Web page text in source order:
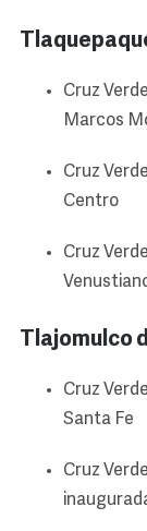
Cruz
Marcos
Cruz
Centro
Cruz
Tlajomulco
Cruz
Santa Fe
Cruz